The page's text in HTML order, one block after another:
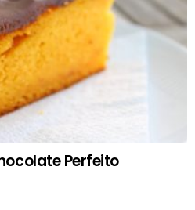
Perfeito